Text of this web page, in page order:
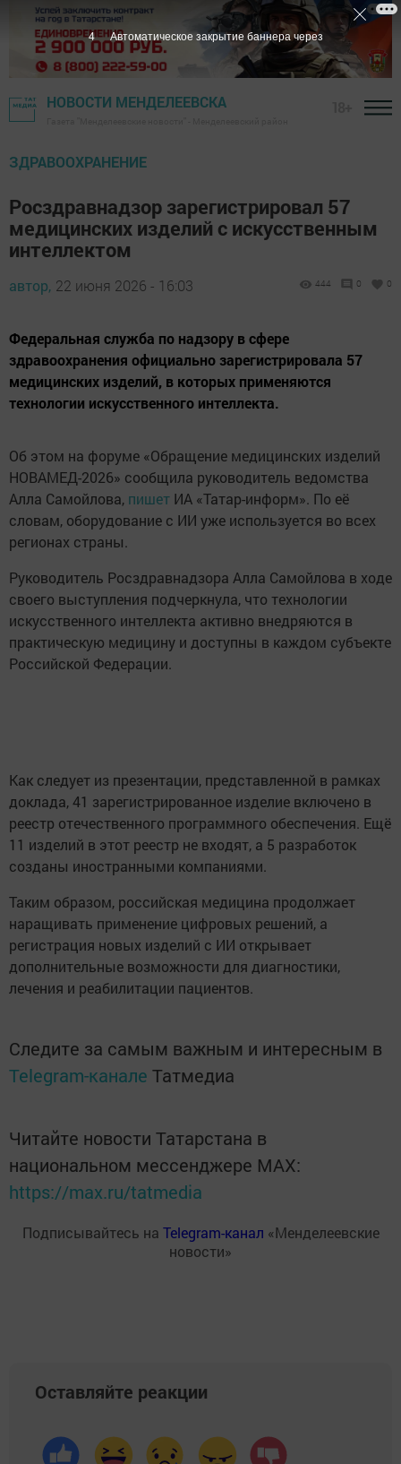
НОВОСТИ МЕНДЕЛЕЕВСКА
ЗДРАВООХРАНЕНИЕ
Росздравнадзор зарегистрировал 57
медицинских изделий с искусственным
интеллектом
автор, 22 июня 2026 - 16:03 444 0 0
Федеральная служба по надзору в сфере
здравоохранения официально зарегистрировала 57
медицинских изделий, в которых применяются
технологии искусственного интеллекта.
Об этом на форуме «Обращение медицинских изделий
НОВАМЕД-2026» сообщила руководитель ведомства
Алла Самойлова, пишет ИА «Татар-информ». По её
словам, оборудование с ИИ уже используется во всех
регионах страны.
Руководитель Росздравнадзора Алла Самойлова в ходе
своего выступления подчеркнула, что технологии
искусственного интеллекта активно внедряются в
практическую медицину и доступны в каждом субъекте
Российской Федерации.
Как следует из презентации, представленной в рамках
доклада, 41 зарегистрированное изделие включено в
реестр отечественного программного обеспечения. Ещё
11 изделий в этот реестр не входят, а 5 разработок
созданы иностранными компаниями.
Таким образом, российская медицина продолжает
наращивать применение цифровых решений, а
регистрация новых изделий с ИИ открывает
дополнительные возможности для диагностики,
лечения и реабилитации пациентов.
Следите за самым важным и интересным в
Telegram-канале Татмедиа
Читайте новости Татарстана в
национальном мессенджере MАХ:
https://max.ru/tatmedia
Подписывайтесь на Telegram-канал «Менделеевские
новости»
Оставляйте реакции
3 Автоматическое закрытие баннера через